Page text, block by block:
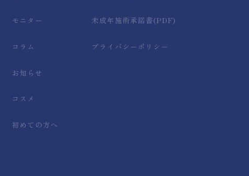
モニター
コラム
お知らせ
コスメ
初めての方へ
未成年施術承諾書(PDF)
プライバシーポリシー